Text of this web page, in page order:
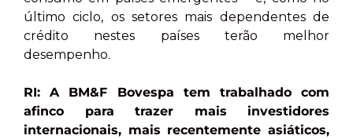
último ciclo, os setores mais dependentes de
crédito nestes países terão melhor
desempenho.
RI: A BM&F Bovespa tem trabalhado com
afinco para trazer mais investidores
internacionais, mais recentemente asiáticos,